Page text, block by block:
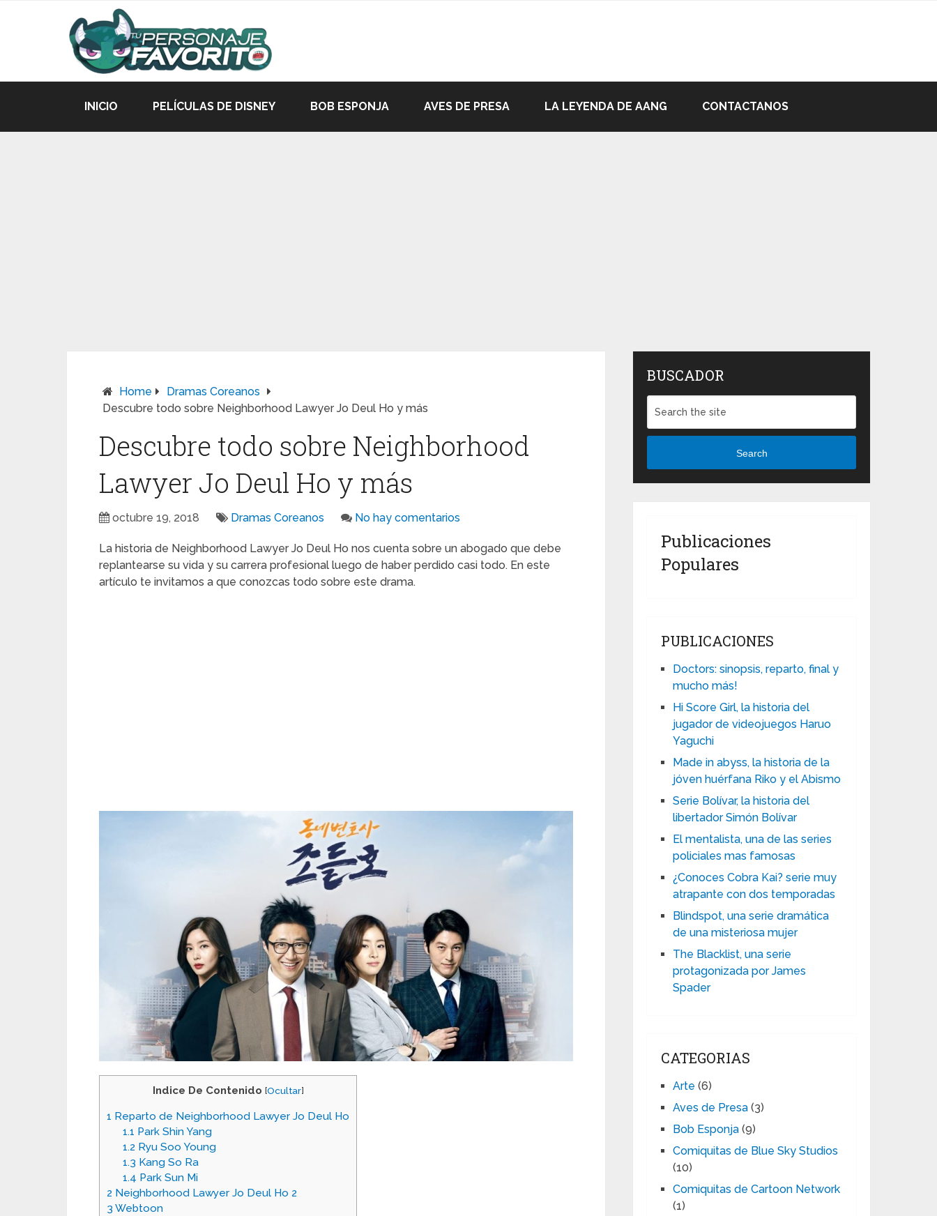
INICIO PELÍCULAS DE DISNEY BOB ESPONJA AVES DE PRESA LA LEYENDA DE AANG CONTACTANOS
Home
Dramas Coreanos
Descubre todo sobre Neighborhood Lawyer Jo Deul Ho y más
Descubre todo sobre Neighborhood
Lawyer Jo Deul Ho y más
octubre 19, 2018 Dramas Coreanos No hay comentarios
La historia de Neighborhood Lawyer Jo Deul Ho nos cuenta sobre un abogado que debe
replantearse su vida y su carrera profesional luego de haber perdido casi todo. En este
artículo te invitamos a que conozcas todo sobre este drama.
Indice De Contenido [Ocultar]
1 Reparto de Neighborhood Lawyer Jo Deul Ho
1.1 Park Shin Yang
1.2 Ryu Soo Young
1.3 Kang So Ra
1.4 Park Sun Mi
2 Neighborhood Lawyer Jo Deul Ho 2
3 Webtoon
BUSCADOR
Search
Publicaciones
Populares
PUBLICACIONES
Doctors: sinopsis, reparto, final y
mucho más!
Hi Score Girl, la historia del
jugador de videojuegos Haruo
Yaguchi
Made in abyss, la historia de la
jóven huérfana Riko y el Abismo
Serie Bolívar, la historia del
libertador Simón Bolívar
El mentalista, una de las series
policiales mas famosas
¿Conoces Cobra Kai? serie muy
atrapante con dos temporadas
Blindspot, una serie dramática
de una misteriosa mujer
The Blacklist, una serie
protagonizada por James
Spader
CATEGORIAS
Arte (6)
Aves de Presa (3)
Bob Esponja (9)
Comiquitas de Blue Sky Studios
(10)
Comiquitas de Cartoon Network
(1)